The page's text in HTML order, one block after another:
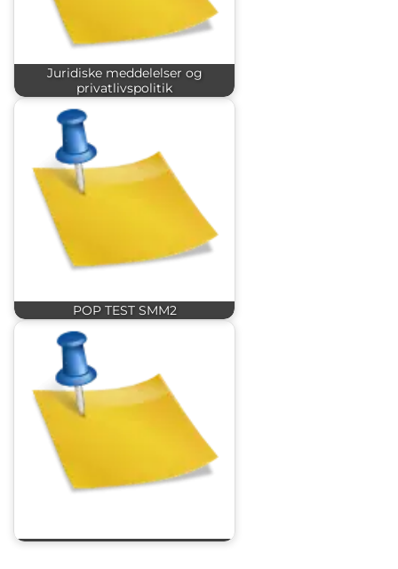
Juridiske meddelelser og
privatlivspolitik
POP TEST SMM2